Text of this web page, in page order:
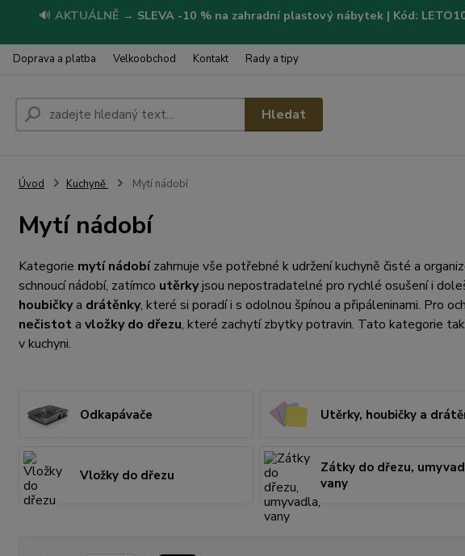
🔊 AKTUÁLNĚ → SLEVA -10 % na zahradní plastový nábytek | Kód:
Doprava a platba Velkoobchod Kontakt Rady a tipy
Hledat
Úvod Kuchyně Mytí nádobí
Mytí nádobí
Kategorie mytí nádobízahrnuje vše potřebné k udržení kuchyně čisté a
schnoucí nádobí, zatímco utěrkyjsou nepostradatelné pro rychlé osušení i
houbičkya drátěnky, které si poradí i s odolnou špínou a připáleninami. Pro
nečistot a vložky do dřezu, které zachytí zbytky potravin. Tato kategorie
v kuchyni.
Odkapávače Utěrky, houbičky a
Vložky do dřezu
Zátky do dřezu,
vany